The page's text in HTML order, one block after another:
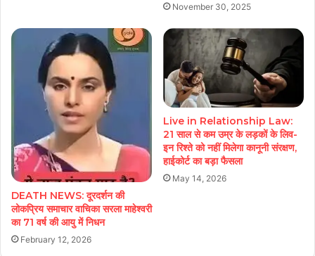
November 30, 2025
DEATH NEWS: दूरदर्शन की
लोकप्रिय समाचार वाचिका सरला माहेश्वरी
का 71 वर्ष की आयु में निधन
February 12, 2026
Live in Relationship Law:
21 साल से कम उम्र के लड़कों के लिव-
इन रिश्ते को नहीं मिलेगा कानूनी संरक्षण,
हाईकोर्ट का बड़ा फैसला
May 14, 2026